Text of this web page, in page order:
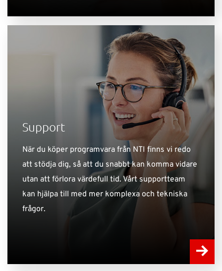
Support
När du köper programvara från NTI finns vi redo
att stödja dig, så att du snabbt kan komma vidare
utan att förlora värdefull tid. Vårt supportteam
kan hjälpa till med mer komplexa och tekniska
frågor.